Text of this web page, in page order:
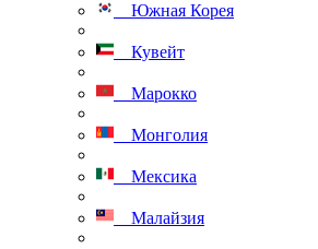
Южная Корея
Кувейт
Марокко
Монголия
Мексика
Малайзия